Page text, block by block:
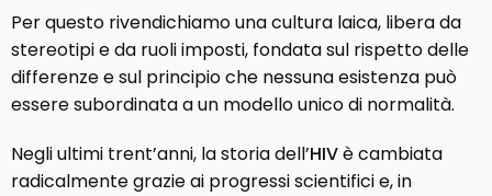
Per questo rivendichiamo una cultura laica, libera da
stereotipi e da ruoli imposti, fondata sul rispetto delle
differenze e sul principio che nessuna esistenza può
essere subordinata a un modello unico di normalità.
Negli ultimi trent’anni, la storia dell’HIVè cambiata
radicalmente grazie ai progressi scientifici e, in